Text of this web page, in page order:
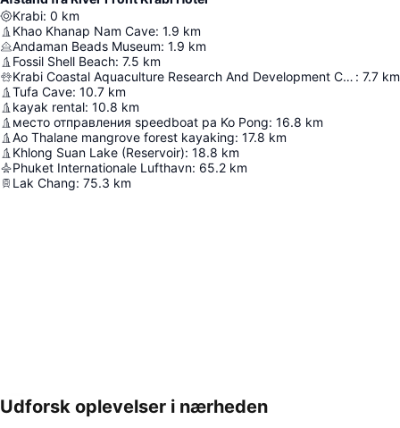
Krabi: 0 km
Khao Khanap Nam Cave: 1.9 km
Andaman Beads Museum: 1.9 km
Fossil Shell Beach: 7.5 km
Krabi Coastal Aquaculture Research And Development Center : 7.7 km
Tufa Cave: 10.7 km
kayak rental: 10.8 km
место отправления speedboat ра Ko Pong: 16.8 km
Ao Thalane mangrove forest kayaking: 17.8 km
Khlong Suan Lake (Reservoir): 18.8 km
Phuket Internationale Lufthavn: 65.2 km
Lak Chang: 75.3 km
Udvid kort
Udforsk oplevelser i nærheden